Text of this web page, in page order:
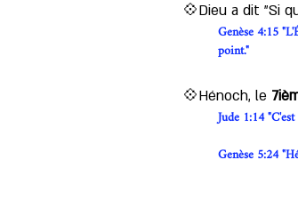
💠Dieu a dit "Si
Genèse 4:15
point."
💠Hénoch, le
Jude 1:14
Genèse 5:24